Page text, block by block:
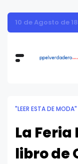
"LEER ESTA DE MODA"
La
libro de